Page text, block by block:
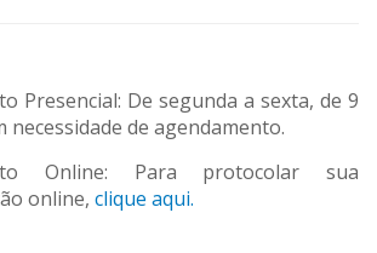
Presencial: De segunda a sexta, de 9
necessidade de agendamento.
Online: Para protocolar sua
online, clique aqui.